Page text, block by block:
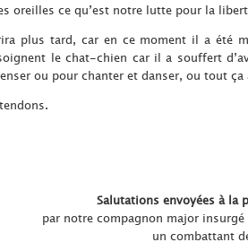
oreilles ce qu’est notre lutte pour la
plus tard, car en ce moment il a été
le chat-chien car il a souffert
ou pour chanter et danser, ou tout ça
Salutations envoyées à la
par notre compagnon major insurgé
un combattant